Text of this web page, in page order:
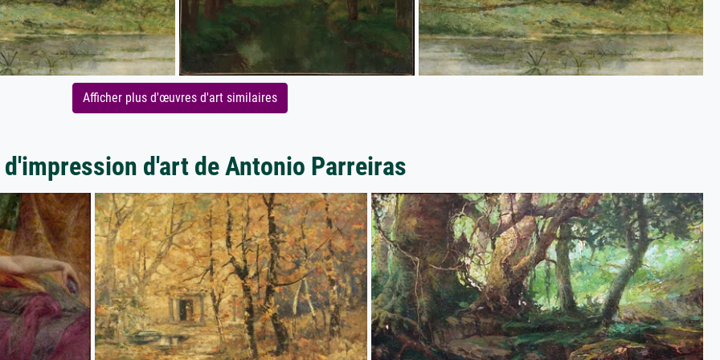
Afficher plus d'œuvres d'art similaires
d'art de Antonio Parreiras